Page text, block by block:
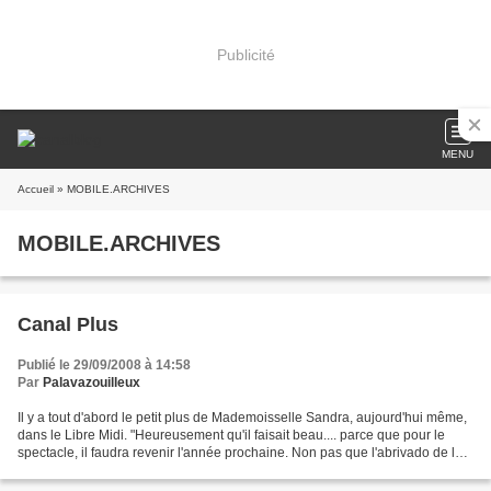
Publicité
MENU
Accueil » MOBILE.ARCHIVES
MOBILE.ARCHIVES
Canal Plus
Publié le 29/09/2008 à 14:58
Par Palavazouilleux
Il y a tout d'abord le petit plus de Mademoisselle Sandra, aujourd'hui même,
dans le Libre Midi. "Heureusement qu'il faisait beau.... parce que pour le
spectacle, il faudra revenir l'année prochaine. Non pas que l'abrivado de la